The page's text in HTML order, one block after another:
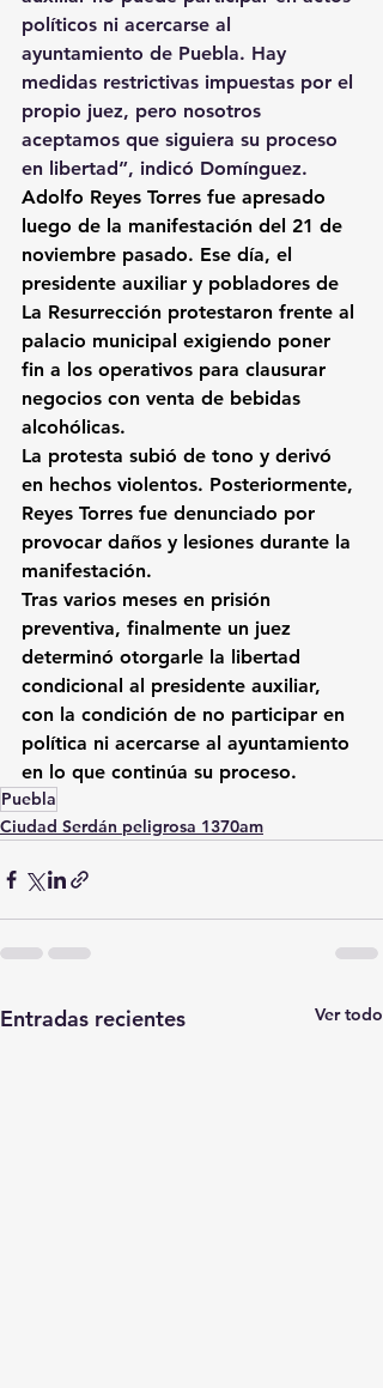
políticos ni acercarse al
ayuntamiento de Puebla. Hay
medidas restrictivas impuestas por el
propio juez, pero nosotros
aceptamos que siguiera su proceso
en libertad”, indicó Domínguez.
Adolfo Reyes Torres fue apresado
luego de la manifestación del 21 de
noviembre pasado. Ese día, el
presidente auxiliar y pobladores de
La Resurrección protestaron frente al
palacio municipal exigiendo poner
fin a los operativos para clausurar
negocios con venta de bebidas
alcohólicas.
La protesta subió de tono y derivó
en hechos violentos. Posteriormente,
Reyes Torres fue denunciado por
provocar daños y lesiones durante la
manifestación.
Tras varios meses en prisión
preventiva, finalmente un juez
determinó otorgarle la libertad
condicional al presidente auxiliar,
con la condición de no participar en
política ni acercarse al ayuntamiento
en lo que continúa su proceso.
Puebla
Ciudad Serdán peligrosa 1370am
Entradas recientes Ver todo